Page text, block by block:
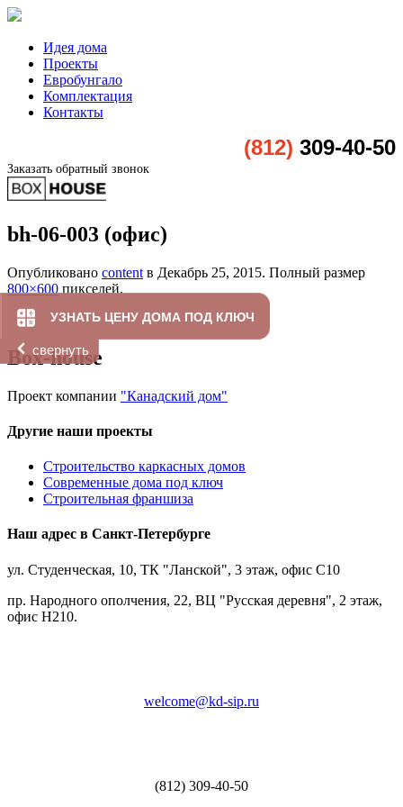
УЗНАТЬ ЦЕНУ ДОМА ПОД КЛЮЧ
свернуть
Идея дома
Проекты
Евробунгало
Комплектация
Контакты
(812) 309-40-50
Заказать обратный звонок
bh-06-003 (офис)
Опубликовано content в Декабрь 25, 2015. Полный размер
800×600 пикселей.
Box-house
Проект компании "Канадский дом"
Другие наши проекты
Строительство каркасных домов
Современные дома под ключ
Строительная франшиза
Наш адрес в Санкт-Петербурге
ул. Студенческая, 10, ТК "Ланской", 3 этаж, офис С10
пр. Народного ополчения, 22, ВЦ "Русская деревня", 2 этаж,
офис Н210.
welcome@kd-sip.ru
(812) 309-40-50